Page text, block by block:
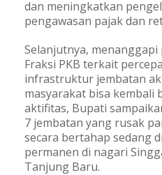
dan meningkatkan
pengawasan pajak dan
Selanjutnya,
Fraksi PKB terkait
infrastruktur jembatan
masyarakat bisa kembali
aktifitas, Bupati
7 jembatan yang rusak
secara bertahap sedang
permanen di nagari
Tanjung Baru.